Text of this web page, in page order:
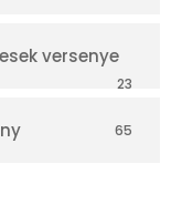
versenye
23
65